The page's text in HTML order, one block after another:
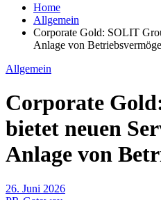
Home
Allgemein
Corporate Gold: SOLIT
Anlage von
Allgemein
Corporate
bietet neuen
Anlage von
26. Juni 2026